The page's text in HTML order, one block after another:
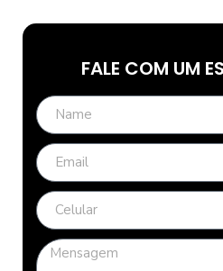
FALE COM UM